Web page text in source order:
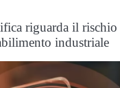
riguarda il
industriale